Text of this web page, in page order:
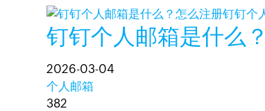
钉钉个人邮箱是什么
2026-03-04
个人邮箱
382